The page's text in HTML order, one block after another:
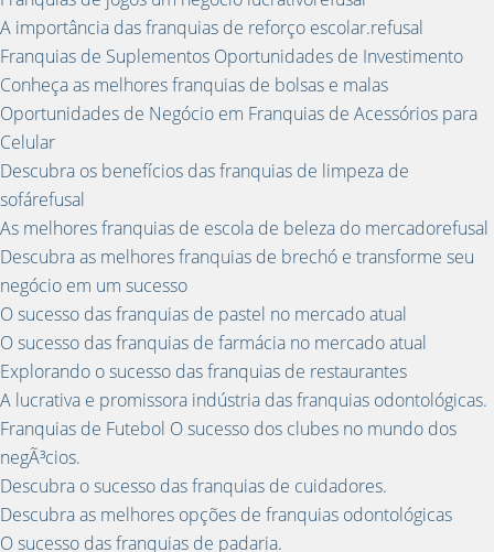
A importância das franquias de reforço escolar.refusal
Franquias de Suplementos Oportunidades de Investimento
Conheça as melhores franquias de bolsas e malas
Oportunidades de Negócio em Franquias de Acessórios para
Celular
Descubra os benefícios das franquias de limpeza de
sofárefusal
As melhores franquias de escola de beleza do mercadorefusal
Descubra as melhores franquias de brechó e transforme seu
negócio em um sucesso
O sucesso das franquias de pastel no mercado atual
O sucesso das franquias de farmácia no mercado atual
Explorando o sucesso das franquias de restaurantes
A lucrativa e promissora indústria das franquias odontológicas.
Franquias de Futebol O sucesso dos clubes no mundo dos
negÃ³cios.
Descubra o sucesso das franquias de cuidadores.
Descubra as melhores opções de franquias odontológicas
O sucesso das franquias de padaria.